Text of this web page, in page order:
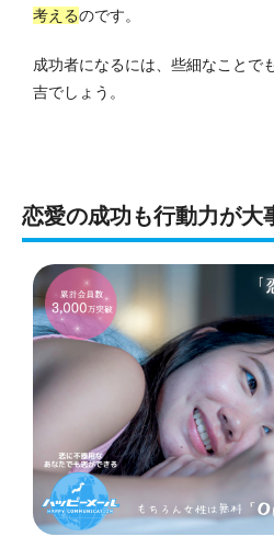
考えるのです。
成功者になるには、些細なことで
吉でしょう。
恋愛の成功も行動力が大